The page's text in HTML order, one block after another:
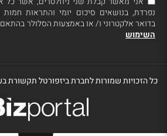
נפרדת, בנושאים סיכום יומי והתראות חמות
בדואר אלקטרוני ו/ או באמצעות הסלולר בהתאם
השימוש
כל הזכויות שמורות לחברת ביזפורטל תקשורת